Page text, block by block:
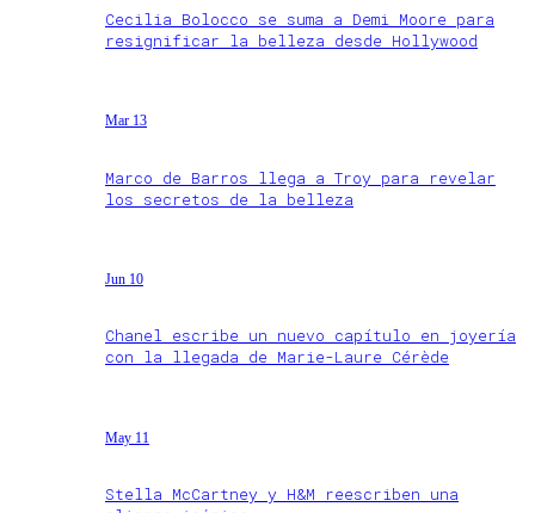
Cecilia Bolocco se suma a Demi Moore para
resignificar la belleza desde Hollywood
Mar 13
Marco de Barros llega a Troy para revelar
los secretos de la belleza
Jun 10
Chanel escribe un nuevo capítulo en joyería
con la llegada de Marie-Laure Cérède
May 11
Stella McCartney y H&M reescriben una